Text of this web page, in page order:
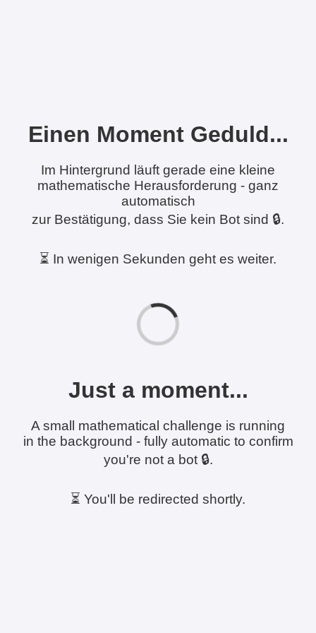
Einen Moment Geduld...
Im Hintergrund läuft gerade eine kleine
mathematische Herausforderung - ganz
automatisch
zur Bestätigung, dass Sie kein Bot sind 🔒.
⏳ In wenigen Sekunden geht es weiter.
Just a moment...
A small mathematical challenge is running
in the background - fully automatic to confirm
you're not a bot 🔒.
⏳ You'll be redirected shortly.